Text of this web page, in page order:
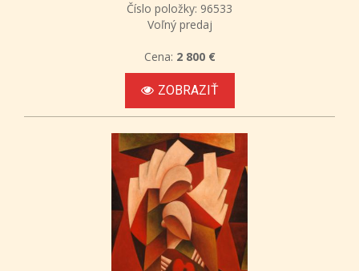
Číslo položky: 96533
Voľný predaj
Cena: 2 800 €
ZOBRAZIŤ